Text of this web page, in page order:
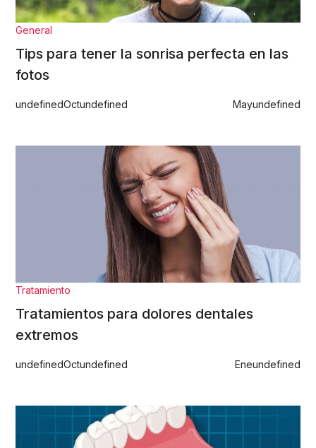
General
Tips para tener la sonrisa perfecta en las
fotos
undefinedOctundefined Mayundefined
Tratamiento
Tratamientos para dolores dentales
extremos
undefinedOctundefined Eneundefined